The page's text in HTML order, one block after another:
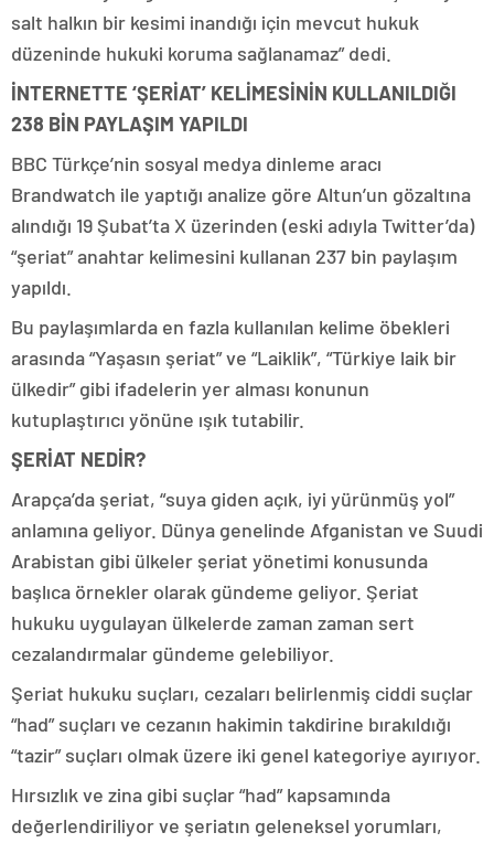
salt halkın bir kesimi inandığı için mevcut hukuk
düzeninde hukuki koruma sağlanamaz” dedi.
İNTERNETTE ‘ŞERİAT’ KELİMESİNİN KULLANILDIĞI
238 BİN PAYLAŞIM YAPILDI
BBC Türkçe’nin sosyal medya dinleme aracı
Brandwatch ile yaptığı analize göre Altun’un gözaltına
alındığı 19 Şubat’ta X üzerinden (eski adıyla Twitter’da)
“şeriat” anahtar kelimesini kullanan 237 bin paylaşım
yapıldı.
Bu paylaşımlarda en fazla kullanılan kelime öbekleri
arasında “Yaşasın şeriat” ve “Laiklik”, “Türkiye laik bir
ülkedir” gibi ifadelerin yer alması konunun
kutuplaştırıcı yönüne ışık tutabilir.
ŞERİAT NEDİR?
Arapça’da şeriat, “suya giden açık, iyi yürünmüş yol”
anlamına geliyor. Dünya genelinde Afganistan ve Suudi
Arabistan gibi ülkeler şeriat yönetimi konusunda
başlıca örnekler olarak gündeme geliyor. Şeriat
hukuku uygulayan ülkelerde zaman zaman sert
cezalandırmalar gündeme gelebiliyor.
Şeriat hukuku suçları, cezaları belirlenmiş ciddi suçlar
“had” suçları ve cezanın hakimin takdirine bırakıldığı
“tazir” suçları olmak üzere iki genel kategoriye ayırıyor.
Hırsızlık ve zina gibi suçlar “had” kapsamında
değerlendiriliyor ve şeriatın geleneksel yorumları,